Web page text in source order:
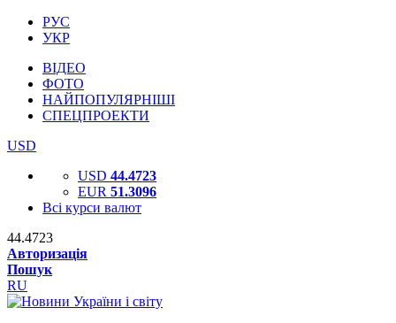
РУС
УКР
ВІДЕО
ФОТО
НАЙПОПУЛЯРНІШІ
СПЕЦПРОЕКТИ
USD
USD 44.4723
EUR 51.3096
Всі курси валют
44.4723
Авторизація
Пошук
RU